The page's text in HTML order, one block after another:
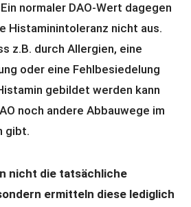
normaler DAO-Wert dagegen
Histaminintoleranz nicht aus.
z.B. durch Allergien, eine
oder eine Fehlbesiedelung
gebildet werden kann
noch andere Abbauwege im
gibt.
nicht die tatsächliche
ermitteln diese lediglich